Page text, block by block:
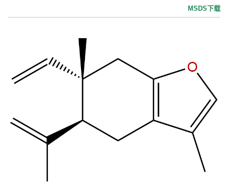
MSDS下载